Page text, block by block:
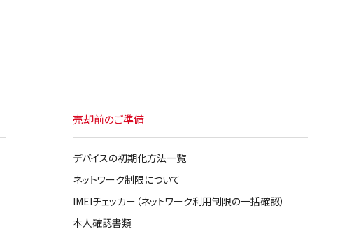
売却前のご準備
デバイスの初期化方法一覧
ネットワーク制限について
IMEIチェッカー（ネットワーク利用制限の一括確認）
本人確認書類